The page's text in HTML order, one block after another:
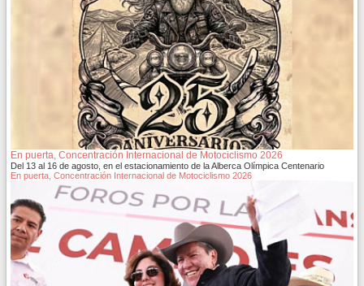
En puerta, Concentración Internacional de Motociclismo 2026
Del 13 al 16 de agosto, en el estacionamiento de la Alberca Olímpica Centenario
En puerta, Concentración Internacional de Motociclismo 2026